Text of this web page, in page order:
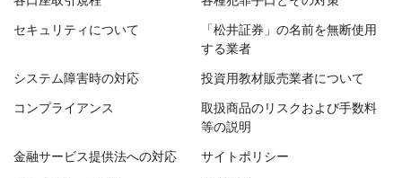
セキュリティについて
「松井証券」の名前を無断使用
する業者
システム障害時の対応 投資用教材販売業者について
コンプライアンス
取扱商品のリスクおよび手数料
等の説明
金融サービス提供法への対応 サイトポリシー